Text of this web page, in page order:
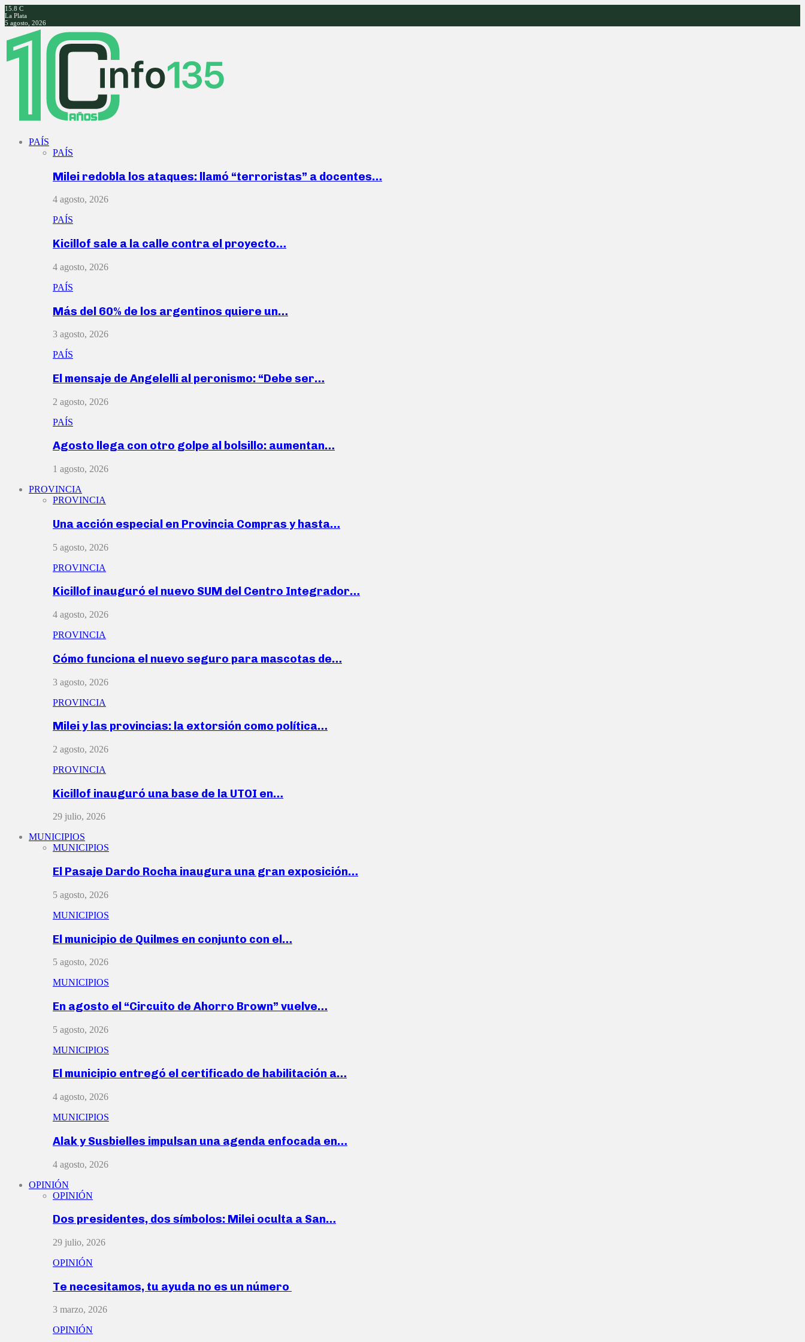
15.8 C
La Plata
5 agosto, 2026
Facebook
Twitter
Instagram
Youtube
PAÍS
PAÍS
Milei redobla los ataques: llamó “terroristas” a docentes…
4 agosto, 2026
PAÍS
Kicillof sale a la calle contra el proyecto…
4 agosto, 2026
PAÍS
Más del 60% de los argentinos quiere un…
3 agosto, 2026
PAÍS
El mensaje de Angelelli al peronismo: “Debe ser…
2 agosto, 2026
PAÍS
Agosto llega con otro golpe al bolsillo: aumentan…
1 agosto, 2026
PROVINCIA
PROVINCIA
Una acción especial en Provincia Compras y hasta…
5 agosto, 2026
PROVINCIA
Kicillof inauguró el nuevo SUM del Centro Integrador…
4 agosto, 2026
PROVINCIA
Cómo funciona el nuevo seguro para mascotas de…
3 agosto, 2026
PROVINCIA
Milei y las provincias: la extorsión como política…
2 agosto, 2026
PROVINCIA
Kicillof inauguró una base de la UTOI en…
29 julio, 2026
MUNICIPIOS
MUNICIPIOS
El Pasaje Dardo Rocha inaugura una gran exposición…
5 agosto, 2026
MUNICIPIOS
El municipio de Quilmes en conjunto con el…
5 agosto, 2026
MUNICIPIOS
En agosto el “Circuito de Ahorro Brown” vuelve…
5 agosto, 2026
MUNICIPIOS
El municipio entregó el certificado de habilitación a…
4 agosto, 2026
MUNICIPIOS
Alak y Susbielles impulsan una agenda enfocada en…
4 agosto, 2026
OPINIÓN
OPINIÓN
Dos presidentes, dos símbolos: Milei oculta a San…
29 julio, 2026
OPINIÓN
Te necesitamos, tu ayuda no es un número
3 marzo, 2026
OPINIÓN